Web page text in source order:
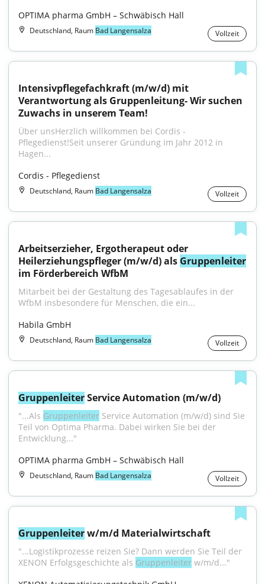
OPTIMA pharma GmbH – Schwäbisch Hall
Deutschland, Raum Bad Langensalza Vollzeit
Intensivpflegefachkraft (m/w/d) mit
Verantwortung als Gruppenleitung- Wir suchen
Zuwachs in unserem Team!
Über unsHerzlich willkommen bei Cordis -
Pflegedienst!Seit unserer Gründung im Jahr 2012 in
Hagen...
Cordis - Pflegedienst
Deutschland, Raum Bad Langensalza Vollzeit
Arbeitserzieher, Ergotherapeut oder
Heilerziehungspfleger (m/w/d) als Gruppenleiter
im Förderbereich WfbM
Mitarbeit bei der Gestaltung des Tagesablaufes in der
WfbM insbesondere für Menschen, die ein...
Habila GmbH
Deutschland, Raum Bad Langensalza Vollzeit
Gruppenleiter Service Automation (m/w/d)
"...Als Gruppenleiter Service Automation (m/w/d) sind Sie
Teil von Optima Pharma. Dabei wirken Sie bei der
Entwicklung..."
OPTIMA pharma GmbH – Schwäbisch Hall
Deutschland, Raum Bad Langensalza Vollzeit
Gruppenleiter w/m/d Materialwirtschaft
"...Logistikprozesse reizen Sie? Dann werden Sie Teil der
XENON Erfolgsgeschichte als Gruppenleiter w/m/d..."